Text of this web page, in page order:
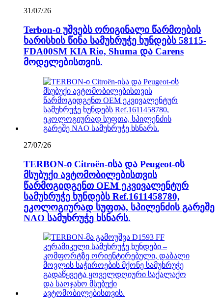
31/07/26
Terbon-ი უშვებს ორიგინალი წარმოების
ხარისხის წინა სამუხრუჭე ხუნდებს 58115-
FDA00SM KIA Rio, Shuma და Carens
მოდელებისთვის.
27/07/26
TERBON-ი Citroën-ისა და Peugeot-ის
მსუბუქი ავტომობილებისთვის
წარმოგიდგენთ OEM ეკვივალენტურ
სამუხრუჭე ხუნდებს Ref.1611458780,
ეკოლოგიურად სუფთა, სპილენძის გარეშე
NAO სამუხრუჭე ხსნარს.